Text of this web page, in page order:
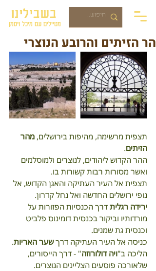
בשבילינו
מטיילים עם מיכל ויסמן
הר הזיתים והרובע הנוצרי
תצפית מרשימה, מהיפות בירושלים, מהר
הזיתים.
ההר הקדוש ליהודים, לנוצרים ולמוסלמים
ואשר מסורות רבות קשורות בו.
תצפית אל העיר העתיקה והאגן הקדוש, אל
נופי ירושלים החדשה ואל נחל קדרון.
ירידה רגלית דרך הכנסיות הפזורות על
מורדותיו וביקור בכנסית דומינוס פלביט
וכנסית גת שמנים.
כניסה אל העיר העתיקה דרך שער האריות.
הליכה ב"ויה דולורוזה" - דרך הייסורים,
שלאורכה פוסעים הצליינים הנוצרים.